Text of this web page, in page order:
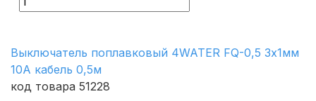
Выключатель поплавковый 4WATER FQ-0,5 3х1мм
10A кабель 0,5м
код товара 51228